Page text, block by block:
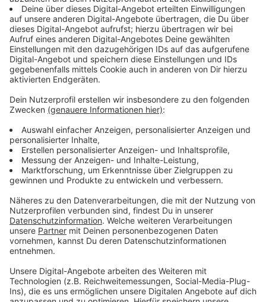
bestmöglich zu präsentieren. Dafür entstehen in
Vreden Produktfotos, Videos, Texte und digitale
Inhalte für unterschiedlichste Kanäle. Zu den Kunden
gehören unter anderem große Versandhändler,
Industrieunternehmen und Organisationen wie der
ADAC. Besonders spannend: Für Fotoshootings reisen
Westmünsterland, während gleichzeitig immer häufiger
Laudert ist weit mehr als ein Fotostudio. Das
Unternehmen entwickelt auch IT-Lösungen, mit denen
Produktinformationen verwaltet und automatisiert in
Onlineshops, Kataloge oder Social-Media-Kanäle
Kreativität, Marketing und Technologie macht Laudert
zu einem besonderen Unternehmen in der Region.
Mehr Informationen gibt es auf der Homepage von
Laudert.
Anzeige